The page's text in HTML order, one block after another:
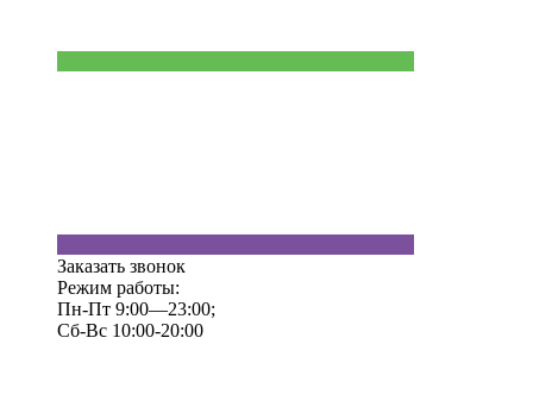
Заказать звонок
Режим работы:
Пн-Пт 9:00—23:00;
Сб-Вс 10:00-20:00